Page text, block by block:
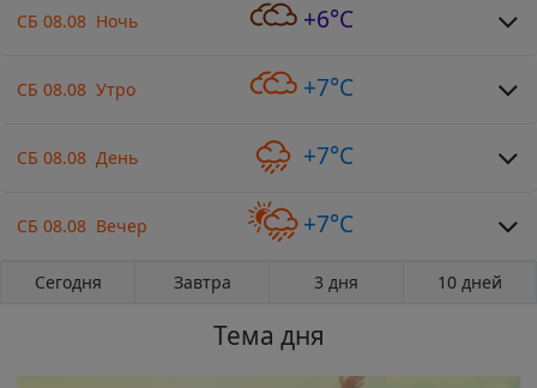
СБ 08.08 Ночь +6°C
СБ 08.08 Утро +7°C
СБ 08.08 День +7°C
СБ 08.08 Вечер +7°C
Сегодня Завтра 3 дня 10 дней
Тема дня